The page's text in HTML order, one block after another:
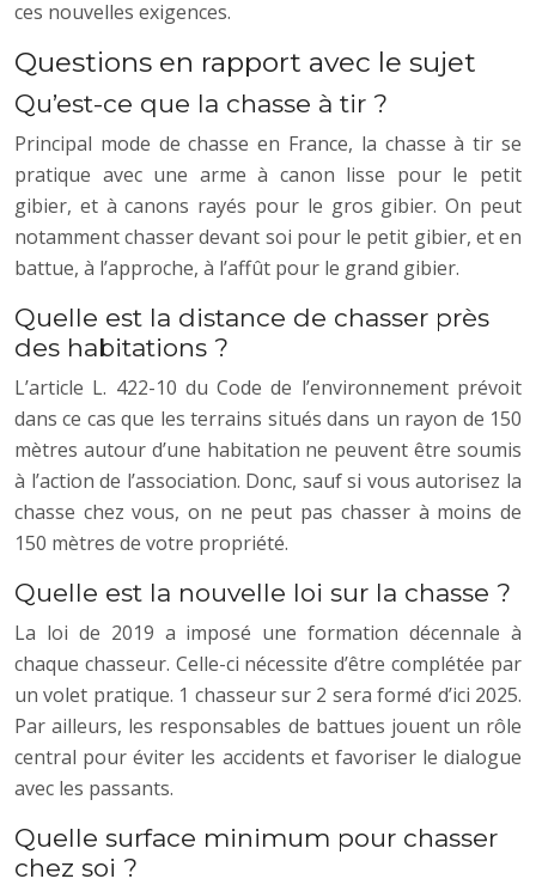
ces nouvelles exigences.
Questions en rapport avec le sujet
Qu’est-ce que la chasse à tir ?
Principal mode de chasse en France, la chasse à tir se
pratique avec une arme à canon lisse pour le petit
gibier, et à canons rayés pour le gros gibier. On peut
notamment chasser devant soi pour le petit gibier, et en
battue, à l’approche, à l’affût pour le grand gibier.
Quelle est la distance de chasser près
des habitations ?
L’article L. 422-10 du Code de l’environnement prévoit
dans ce cas que les terrains situés dans un rayon de 150
mètres autour d’une habitation ne peuvent être soumis
à l’action de l’association. Donc, sauf si vous autorisez la
chasse chez vous, on ne peut pas chasser à moins de
150 mètres de votre propriété.
Quelle est la nouvelle loi sur la chasse ?
La loi de 2019 a imposé une formation décennale à
chaque chasseur. Celle-ci nécessite d’être complétée par
un volet pratique. 1 chasseur sur 2 sera formé d’ici 2025.
Par ailleurs, les responsables de battues jouent un rôle
central pour éviter les accidents et favoriser le dialogue
avec les passants.
Quelle surface minimum pour chasser
chez soi ?